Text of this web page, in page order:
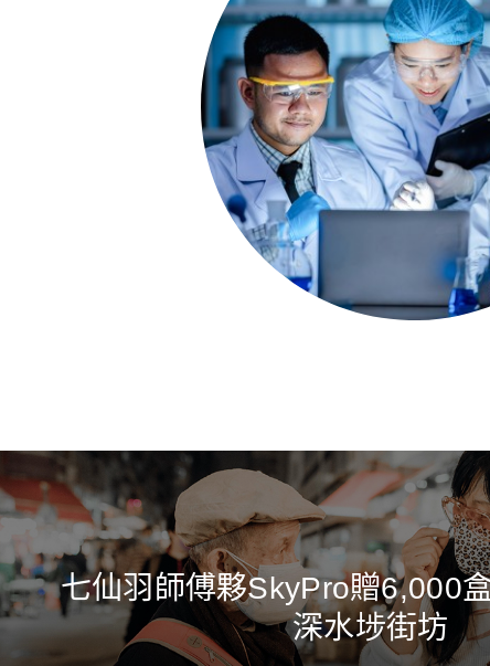
七仙羽師傅夥SkyPro贈6,000
深水埗街坊